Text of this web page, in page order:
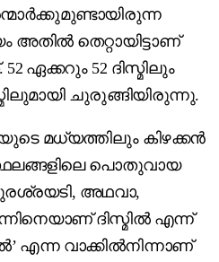
അതിൽ തെറ്റായിട്ടാണ്
ഏക്കറും 52 ദിസ്മിലും
ചുരുങ്ങിയിരുന്നു.
മധ്യത്തിലും കിഴക്കൻ
പൊതുവായ
അഥവാ,
ദിസ്മിൽ എന്ന്
എന്ന വാക്കിൽനിന്നാണ്